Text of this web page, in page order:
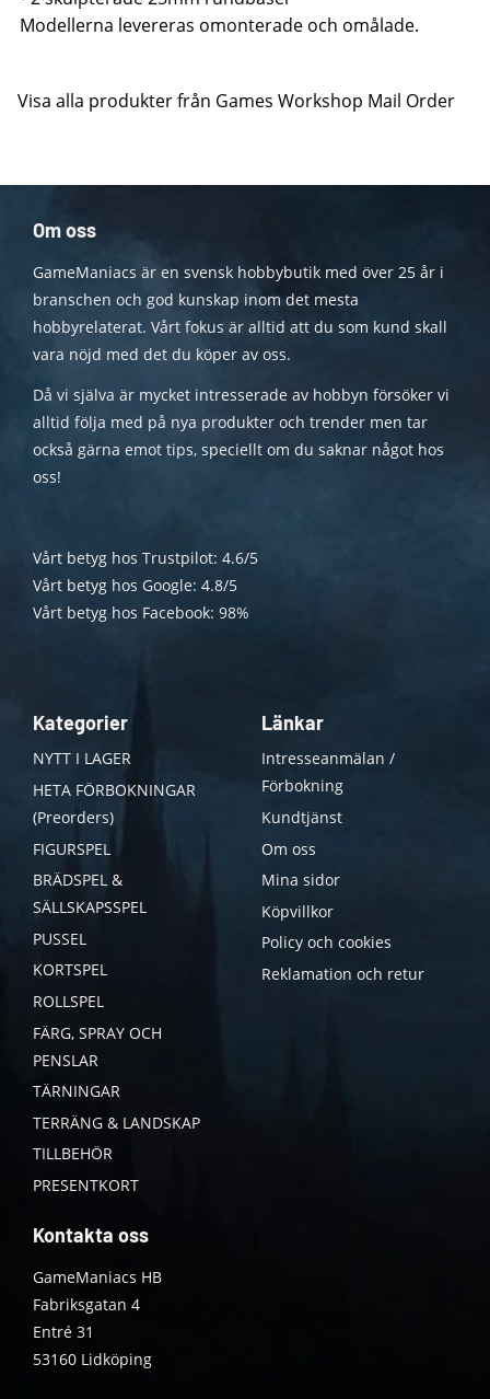
Modellerna levereras omonterade och omålade.
Visa alla produkter från Games Workshop Mail Order
Om oss
GameManiacs är en svensk hobbybutik med över 25 år i
branschen och god kunskap inom det mesta
hobbyrelaterat. Vårt fokus är alltid att du som kund skall
vara nöjd med det du köper av oss.
Då vi själva är mycket intresserade av hobbyn försöker vi
alltid följa med på nya produkter och trender men tar
också gärna emot tips, speciellt om du saknar något hos
oss!
Vårt betyg hos Trustpilot: 4.6/5
Vårt betyg hos Google: 4.8/5
Vårt betyg hos Facebook: 98%
Kategorier
NYTT I LAGER
HETA FÖRBOKNINGAR
(Preorders)
FIGURSPEL
BRÄDSPEL &
SÄLLSKAPSSPEL
PUSSEL
KORTSPEL
ROLLSPEL
FÄRG, SPRAY OCH
PENSLAR
TÄRNINGAR
TERRÄNG & LANDSKAP
TILLBEHÖR
PRESENTKORT
Länkar
Intresseanmälan /
Förbokning
Kundtjänst
Om oss
Mina sidor
Köpvillkor
Policy och cookies
Reklamation och retur
Kontakta oss
GameManiacs HB
Fabriksgatan 4
Entré 31
53160 Lidköping